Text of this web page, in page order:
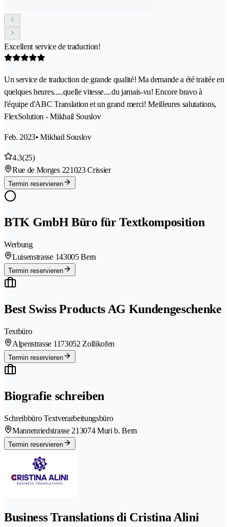
Excellent service de traduction!
Un service de traduction de grande qualité! Ma demande a été traitée en
quelques heures.....quelle vitesse....du jamais-vu! Encore bravo à
l'équipe d'ABC Translation et un grand merci! Meilleures salutations,
FlexSolution - Mikhail Souslov
Feb. 2023• Mikhail Souslov
4.3(25)
Rue de Morges 221023 Crissier
Termin reservieren
BTK GmbH Büro für Textkomposition
Werbung
Luisenstrasse 143005 Bern
Termin reservieren
Best Swiss Products AG Kundengeschenke
Textbüro
Alpenstrasse 1173052 Zollikofen
Termin reservieren
Biografie schreiben
Schreibbüro Textverarbeitungsbüro
Mannenriedstrasse 213074 Muri b. Bern
Termin reservieren
Business Translations di Cristina Alini